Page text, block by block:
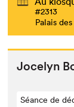
#2313
Palais
Joce­lyn
Séance de